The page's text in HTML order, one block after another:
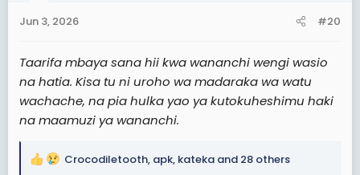
s
Jun 3, 2026 #20
Taarifa mbaya sana hii kwa wananchi wengi wasio
na hatia. Kisa tu ni uroho wa madaraka wa watu
wachache, na pia hulka yao ya kutokuheshimu haki
na maamuzi ya wananchi.
R
Crocodiletooth, apk, kateka and 28 others